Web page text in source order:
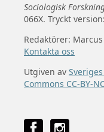
Sociologisk
066X. Tryckt
Redaktörer:
Kontakta oss
Utgiven av
Commons CC-BY-